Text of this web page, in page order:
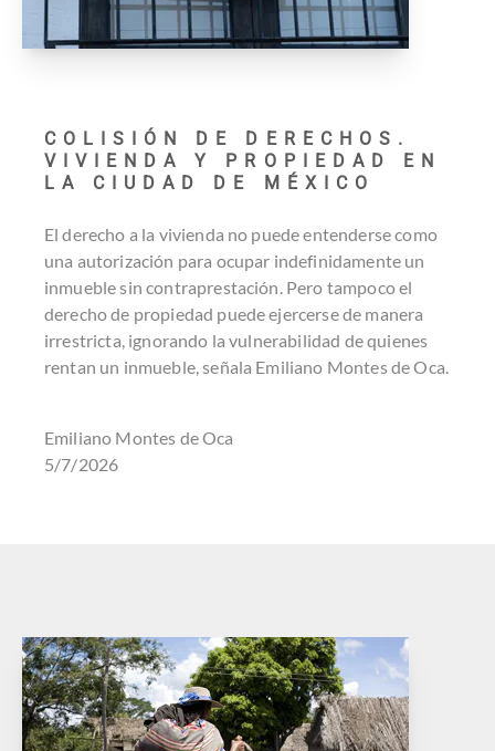
COLISIÓN DE DERECHOS.
VIVIENDA Y PROPIEDAD EN
LA CIUDAD DE MÉXICO
El derecho a la vivienda no puede entenderse como
una autorización para ocupar indefinidamente un
inmueble sin contraprestación. Pero tampoco el
derecho de propiedad puede ejercerse de manera
irrestricta, ignorando la vulnerabilidad de quienes
rentan un inmueble, señala Emiliano Montes de Oca.
Emiliano Montes de Oca
5/7/2026